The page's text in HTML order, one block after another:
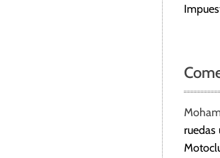
ruedas